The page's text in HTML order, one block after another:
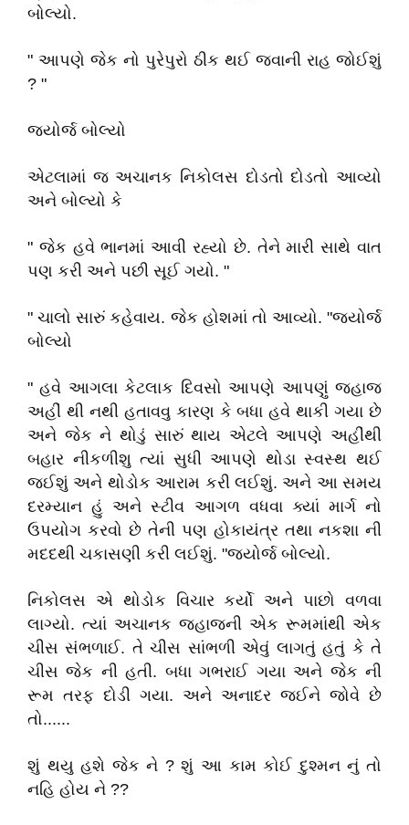
બોલ્યો.
" આપણે જેક નો પુરેપુરો ઠીક થઈ જવાની રાહ જોઈશું
? "
જ્યોર્જ બોલ્યો
એટલામાં જ અચાનક નિકોલસ દોડતો દોડતો આવ્યો
અને બોલ્યો કે
" જેક હવે ભાનમાં આવી રહ્યો છે. તેને મારી સાથે વાત
પણ કરી અને પછી સૂઈ ગયો. "
" ચાલો સારું કહેવાય. જેક હોશમાં તો આવ્યો. "જ્યોર્જ
બોલ્યો
" હવે આગલા કેટલાક દિવસો આપણે આપણું જહાજ
અહીં થી નથી હતાવવુ કારણ કે બધા હવે થાકી ગયા છે
અને જેક ને થોડું સારું થાય એટલે આપણે અહીંથી
બહાર નીકળીશુ ત્યાં સુધી આપણે થોડા સ્વસ્થ થઈ
જઈશું અને થોડોક આરામ કરી લઈશું. અને આ સમય
દરમ્યાન હું અને સ્ટીવ આગળ વધવા ક્યાં માર્ગ નો
ઉપયોગ કરવો છે તેની પણ હોકાયંત્ર તથા નકશા ની
મદદથી ચકાસણી કરી લઈશું. "જ્યોર્જ બોલ્યો.
નિકોલસ એ થોડોક વિચાર કર્યો અને પાછો વળવા
લાગ્યો. ત્યાં અચાનક જહાજની એક રૂમમાંથી એક
ચીસ સંભળાઈ. તે ચીસ સાંભળી એવું લાગતું હતું કે તે
ચીસ જેક ની હતી. બધા ગભરાઈ ગયા અને જેક ની
રૂમ તરફ દોડી ગયા. અને અનાદર જઈને જોવે છે
તો......
શું થયુ હશે જેક ને ? શું આ કામ કોઈ દુશ્મન નું તો
નહિ હોય ને ??